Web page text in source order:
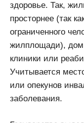
здоровье. Так,
просторнее (так
ограниченного
жилплощади), дом
клиники или
Учитывается
или опекунов
заболевания.